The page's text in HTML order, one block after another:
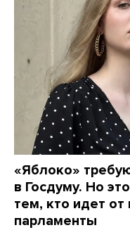
«Яблоко»
в Госдуму. Но
тем, кто идет от
парламенты